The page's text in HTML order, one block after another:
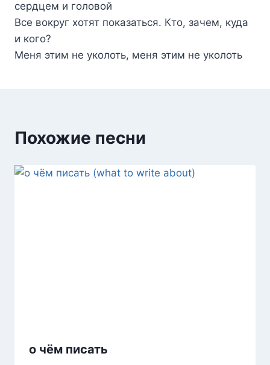
сердцем и головой
Все вокруг хотят показаться. Кто, зачем, куда
и кого?
Меня этим не уколоть, меня этим не уколоть
Похожие песни
о чём писать